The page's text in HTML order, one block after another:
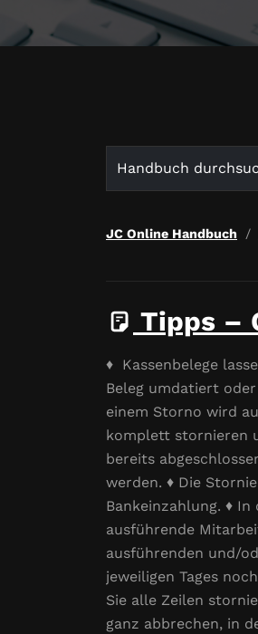
for:
JC Online Handbuch
Tipps –
♦ Kassenbelege
Beleg umdatiert
einem Storno wird
komplett stornieren
bereits
werden. ♦ Die
Bankeinzahlung. ♦
ausführende
ausführenden und/
jeweiligen Tages
Sie alle Zeilen
ganz abbrechen, in